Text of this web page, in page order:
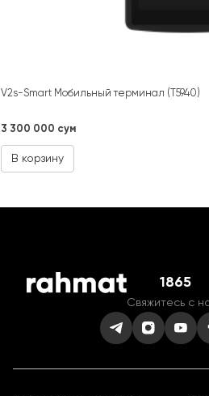
V2s-Smart Мобильный терминал (T5940)
3 300 000 сум
В корзину
1865
Свяжитесь с